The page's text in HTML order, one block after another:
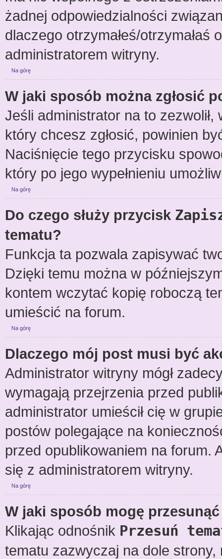
żadnej odpowiedzialności
dlaczego otrzymałeś/
administratorem witryny.
Na górę
W jaki sposób można zgłosić
Jeśli administrator na to
który chcesz zgłosić, powinien
Naciśnięcie tego przycisku
który po jego wypełnieniu
Na górę
Do czego służy przycisk
tematu?
Funkcja ta pozwala zapisywać
Dzięki temu można w
kontem wczytać kopię roboczą
umieścić na forum.
Na górę
Dlaczego mój post musi być
Administrator witryny mógł
wymagają przejrzenia przed
administrator umieścił cię w
postów polegające na
przed opublikowaniem na forum.
się z administratorem witryny.
Na górę
W jaki sposób mogę
Klikając odnośnik Przesuń
tematu zazwyczaj na dole